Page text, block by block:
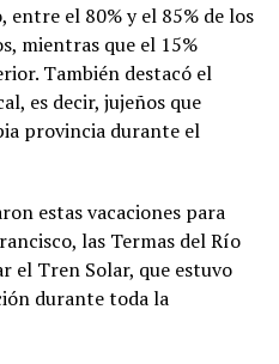
el 80% y el 85% de los
mientras que el 15%
También destacó el
es decir, jujeños que
provincia durante el
estas vacaciones para
las Termas del Río
el Tren Solar, que estuvo
durante toda la